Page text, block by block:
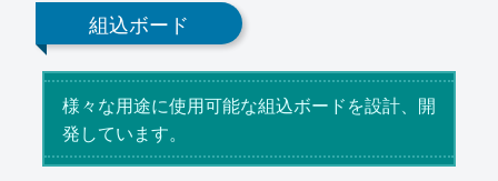
組込ボード
様々な用途に使用可能な組込ボードを設計、開
発しています。